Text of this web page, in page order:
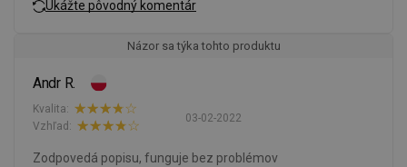
Ukážte pôvodný komentár
Názor sa týka tohto produktu
Andr R.
03-02-2022
Kvalita:
Vzhľad:
Zodpovedá popisu, funguje bez problémov